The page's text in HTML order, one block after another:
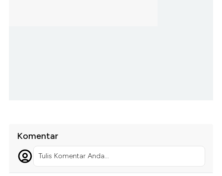
Komentar
Tulis Komentar Anda...